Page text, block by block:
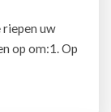
riepen uw
op om:1. Op